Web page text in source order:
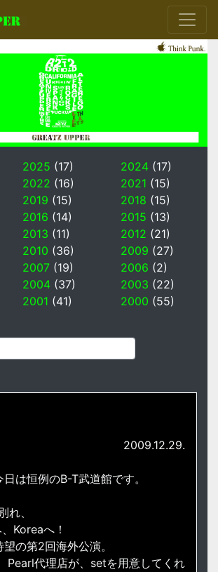
2025 (17) 2024(17)
2022 (16) 2021 (15)
2019 (15) 2018 (15)
2016 (14) 2015 (13)
2013 (11) 2012 (21)
2010 (36) 2009 (27)
2007 (19) 2006 (2)
2004 (37) 2003 (22)
2001 (41) 2000 (55)
2009.12.29.
は恒例のB-T武道館です。
れ、
Koreaへ！
の第2回海外公演。
Pearl代理店が、setを用意してくれ